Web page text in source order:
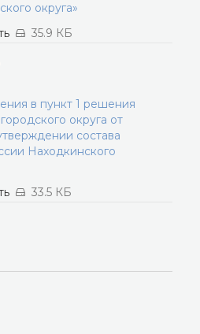
округа»
35.9 КБ
в пункт 1 решения
округа от
состава
Находкинского
33.5 КБ